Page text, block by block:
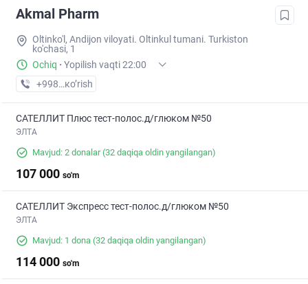
Akmal Pharm
Oltinko'l, Andijon viloyati. Oltinkul tumani. Turkiston
ko'chasi, 1
Ochiq · Yopilish vaqti 22:00
+998 (90) XXX-XX-XX
кo’rish
САТЕЛЛИТ Плюс тест-полос.д/глюком №50
ЭЛТА
Mavjud: 2 donalar(32 daqiqa oldin yangilangan)
107 000 so'm
САТЕЛЛИТ Экспресс тест-полос.д/глюком №50
ЭЛТА
Mavjud: 1 dona (32 daqiqa oldin yangilangan)
114 000 so'm